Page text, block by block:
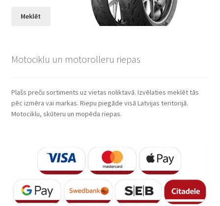
Meklēt
Motociklu un motorolleru riepas
Plašs preču sortiments uz vietas noliktavā. Izvēlaties meklēt tās
pēc izmēra vai markas. Riepu piegāde visā Latvijas teritorijā.
Motociklu, skūteru un mopēda riepas.